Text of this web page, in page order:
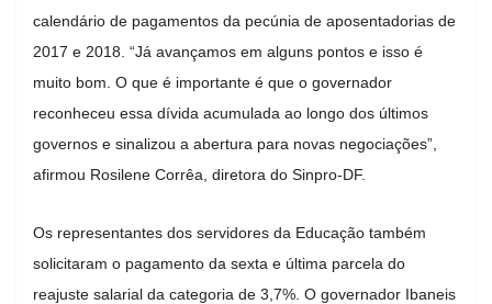
calendário de pagamentos da pecúnia de aposentadorias de
2017 e 2018. “Já avançamos em alguns pontos e isso é
muito bom. O que é importante é que o governador
reconheceu essa dívida acumulada ao longo dos últimos
governos e sinalizou a abertura para novas negociações”,
afirmou Rosilene Corrêa, diretora do Sinpro-DF.
Os representantes dos servidores da Educação também
solicitaram o pagamento da sexta e última parcela do
reajuste salarial da categoria de 3,7%. O governador Ibaneis